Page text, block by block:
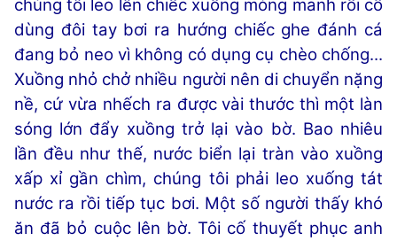
chúng tôi leo lên chiếc xuồng mỏng manh rồi cố
dùng đôi tay bơi ra hướng chiếc ghe đánh cá
đang bỏ neo vì không có dụng cụ chèo chống...
Xuồng nhỏ chở nhiều người nên di chuyển nặng
nề, cứ vừa nhếch ra được vài thước thì một làn
sóng lớn đẩy xuồng trở lại vào bờ. Bao nhiêu
lần đều như thế, nước biển lại tràn vào xuồng
xấp xỉ gần chìm, chúng tôi phải leo xuống tát
nước ra rồi tiếp tục bơi. Một số người thấy khó
ăn đã bỏ cuộc lên bờ. Tôi cố thuyết phục anh